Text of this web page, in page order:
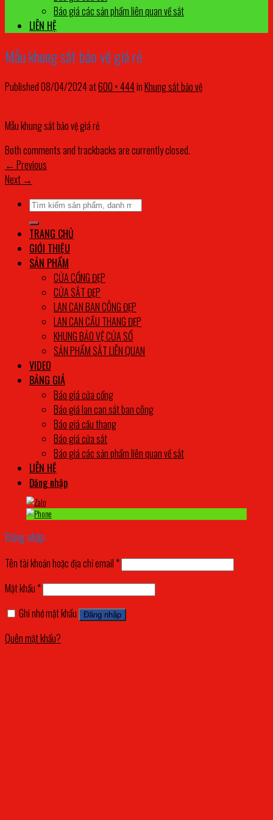
Báo giá các sản phẩm liên quan về sắt
LIÊN HỆ
Mẫu khung sắt bảo vệ giá rẻ
Published08/04/2024at600 × 444inKhung sắt bảo vệ
Mẫu khung sắt bảo vệ giá rẻ
Both comments and trackbacks are currently closed.
← Previous
Next →
Tìm
kiếm:
TRANG CHỦ
GIỚI THIỆU
SẢN PHẨM
CỬA CỔNG ĐẸP
CỬA SẮT ĐẸP
LAN CAN BAN CÔNG ĐẸP
LAN CAN CẦU THANG ĐẸP
KHUNG BẢO VỆ CỬA SỔ
SẢN PHẨM SẮT LIÊN QUAN
VIDEO
BẢNG GIÁ
Báo giá cửa cổng
Báo giá lan can sắt ban công
Báo giá cầu thang
Báo giá cửa sắt
Báo giá các sản phẩm liên quan về sắt
LIÊN HỆ
Đăng nhập
Đăng nhập
Tên tài khoản hoặc địa chỉ email *
Mật khẩu *
Ghi nhớ mật khẩu
Đăng nhập
Quên mật khẩu?